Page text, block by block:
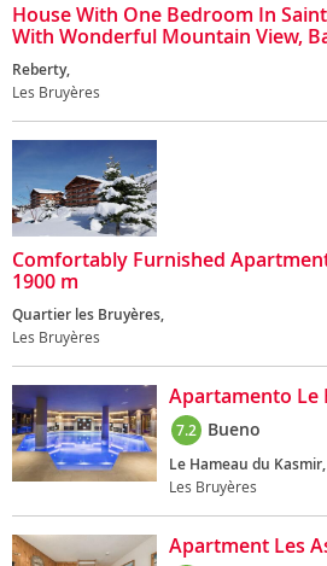
House With One Bedroom In
With Wonderful Mountain View,
Reberty,
Les Bruyères
Comfortably Furnished
1900 m
Quartier les Bruyères,
Les Bruyères
Apartamento Le
7.2 Bueno
Le Hameau du Kasmir,
Les Bruyères
Apartment Les